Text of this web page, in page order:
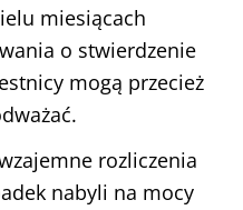
miesiącach
o stwierdzenie
mogą przecież
rozliczenia
nabyli na mocy